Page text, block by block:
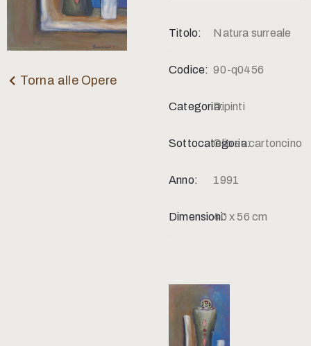
Torna alle Opere
Titolo: Natura surreale
Codice: 90-q0456
Categoria:Dipinti
Sottocategoria:Olio su cartoncino
Anno: 1991
Dimensioni:40 x 56 cm